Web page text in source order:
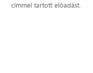
címmel tartott előadást.